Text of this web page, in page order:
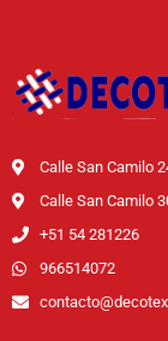
Calle San Camilo
Calle San Camilo
+51 54 281226
966514072